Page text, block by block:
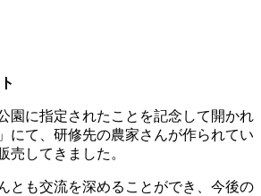
園に指定されたことを記念して開かれ
」にて、研修先の農家さんが作られてい
売してきました。
とも交流を深めることができ、今後の